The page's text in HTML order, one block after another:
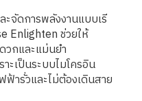
จัดการพลังงานแบบเรี
Enlighten ช่วยให้
วกและแม่นยำ
ะเป็นระบบไมโครอิน
ฟ้ารั่วและไม่ต้องเดินสาย